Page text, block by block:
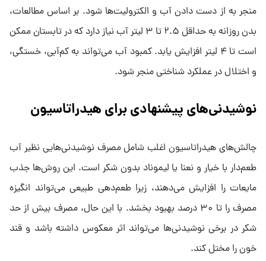
منجر به از دست دادن آب و الکترولیت‌ها شود. بر اساس مطالعات،
بدن روزانه به حداقل ۲.۵ تا ۳ لیتر آب نیاز دارد که در تابستان ممکن
است تا ۴ لیتر افزایش یابد. کمبود آب می‌تواند به کم‌آبی، خستگی،
و اختلال در عملکرد شناختی منجر شود.
نوشیدنی‌های پیشنهادی برای هیدراتاسیون
چالش‌های هیدراتاسیون اغلب شامل مصرف نوشیدنی‌هایی نظیر آب
طعم‌دار با خیار و نعنا یا لیموناد بدون شکر است. این روش‌ها جذب
مایعات را افزایش می‌دهند، زیرا طعم‌دهی طبیعی می‌تواند انگیزه
مصرف را تا ۳۰ درصد بهبود بخشد. با این حال، مصرف بیش از حد
شکر در برخی نوشیدنی‌ها می‌تواند اثر معکوس داشته باشد و قند
خون را مختل کند.